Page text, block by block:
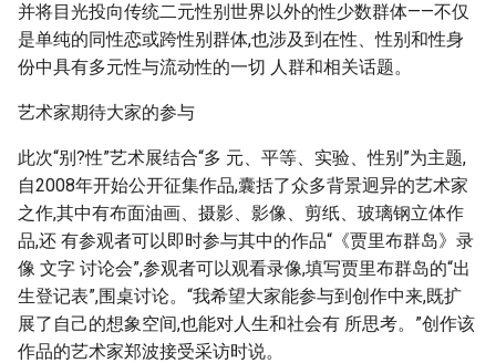
s
e
a
c
h
并将目光投向传统二元性别世界以外的性少数群体——不仅
是单纯的同性恋或跨性别群体,也涉及到在性、性别和性身
份中具有多元性与流动性的一切 人群和相关话题。
艺术家期待大家的参与
此次“别?性”艺术展结合“多 元、平等、实验、性别”为主题,
自2008年开始公开征集作品,囊括了众多背景迥异的艺术家
之作,其中有布面油画、摄影、影像、剪纸、玻璃钢立体作
品,还 有参观者可以即时参与其中的作品“《贾里布群岛》录
像 文字 讨论会”,参观者可以观看录像,填写贾里布群岛的“出
生登记表”,围桌讨论。“我希望大家能参与到创作中来,既扩
展了自己的想象空间,也能对人生和社会有 所思考。”创作该
作品的艺术家郑波接受采访时说。